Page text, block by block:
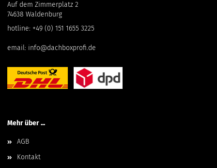
Auf dem Zimmerplatz 2
74638 Waldenburg
hotline: +49 (0) 151 1655 3225
email: info@dachboxprofi.de
Mehr über ...
AGB
Kontakt